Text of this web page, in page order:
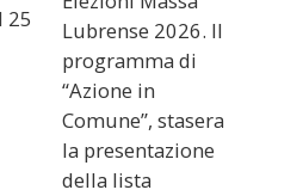
25
Lubrense 2026. Il
programma di
“Azione in
Comune”, stasera
la presentazione
della lista